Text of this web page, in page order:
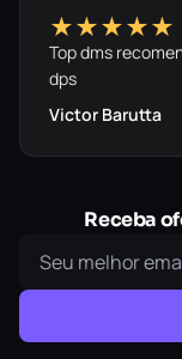
★★★★★
Top dms
dps
Victor Barutta
Receba